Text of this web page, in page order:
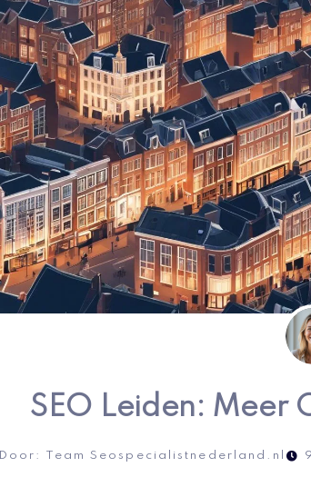
SEO Leiden: Meer
Door: Team Seospecialistnederland.nl